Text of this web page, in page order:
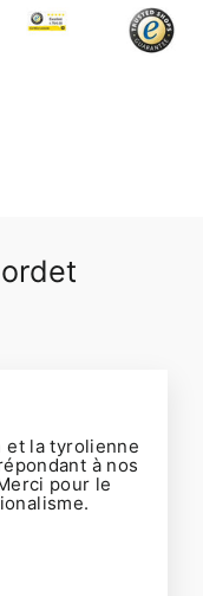
et la tyrolienne
à nos
pour le